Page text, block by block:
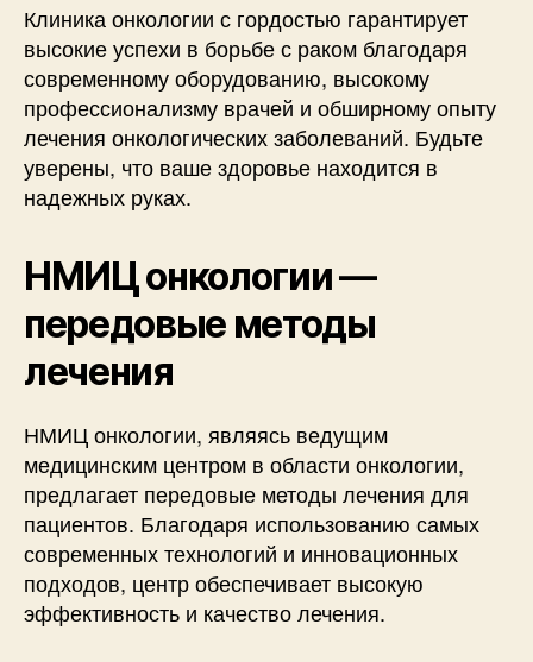
Клиника онкологии с гордостью гарантирует
высокие успехи в борьбе с раком благодаря
современному оборудованию, высокому
профессионализму врачей и обширному опыту
лечения онкологических заболеваний. Будьте
уверены, что ваше здоровье находится в
надежных руках.
НМИЦ онкологии —
передовые методы
лечения
НМИЦ онкологии, являясь ведущим
медицинским центром в области онкологии,
предлагает передовые методы лечения для
пациентов. Благодаря использованию самых
современных технологий и инновационных
подходов, центр обеспечивает высокую
эффективность и качество лечения.